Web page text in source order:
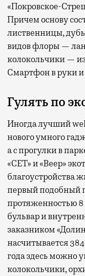
«Покровское-
Причем основу
лиственницы,
видов флоры —
колокольчики —
Смартфон в руки
Гулять по
Иногда лучший
нового умного
а с прогулки в
«СЕТ» и «Веер»
благоустройства
первый подобный
протяженностью 8
бульвар и
заказником
насчитывается
года здесь можно
колокольчики,